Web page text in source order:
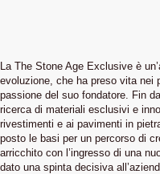
La The Stone Age Exclusive è
evoluzione, che ha preso vita nei
passione del suo fondatore. Fin
ricerca di materiali esclusivi e
rivestimenti e ai pavimenti in
posto le basi per un percorso di
arricchito con l’ingresso di una
dato una spinta decisiva